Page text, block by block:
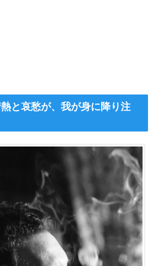
と哀愁が、我が身に降り注